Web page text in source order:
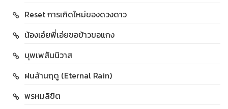
Reset การเกิดใหม่ของดวงดาว
น้องเอ๋ยพี่เอ่ยขอข้าวขอแกง
บุพเพสันนิวาส
ฝนล้านฤดู (Eternal Rain)
พรหมลิขิต